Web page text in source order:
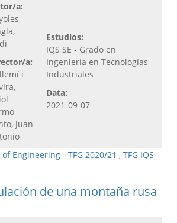
a:
a:
i
Juan
Estudios:
IQS SE - Grado en
Ingeniería en Tecnologías
Industriales
Data:
2021-09-07
Engineering - TFG 2020/21 , TFG IQS
de una montaña rusa